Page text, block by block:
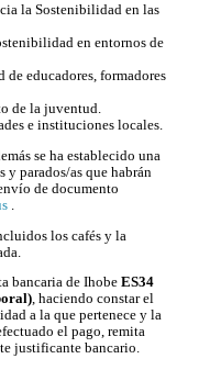
la Sostenibilidad en las
en entornos de
educadores, formadores
de la juventud.
e instituciones locales.
se ha establecido una
y parados/as que habrán
de documento
los cafés y la
bancaria de Ihobe ES34
, haciendo constar el
a la que pertenece y la
el pago, remita
justificante bancario.